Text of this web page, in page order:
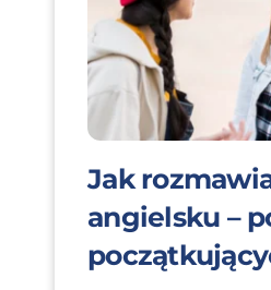
Jak
angielsku –